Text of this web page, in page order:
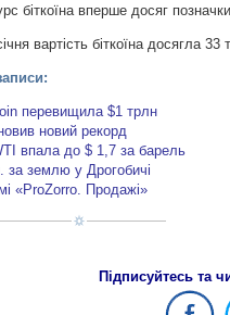
біткоїна вперше досяг
вартість біткоїна досягла 33
перевищила $1 трлн
новий рекорд
впала до $ 1,7 за барель
землю у Дрогобичі
«ProZorro. Продажі»
Підписуйтесь та